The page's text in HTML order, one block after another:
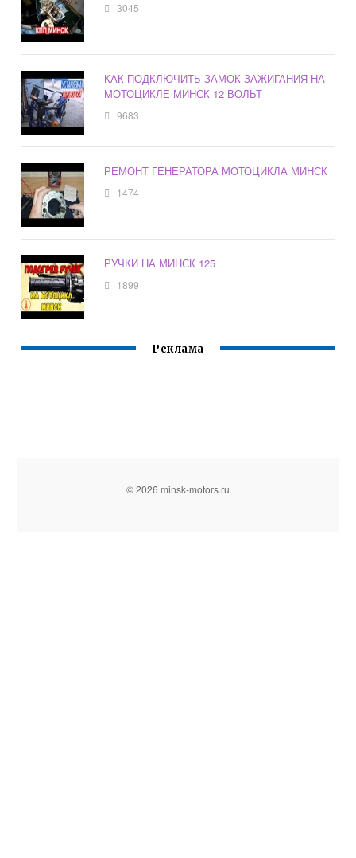
3045
КАК ПОДКЛЮЧИТЬ ЗАМОК ЗАЖИГАНИЯ НА
МОТОЦИКЛЕ МИНСК 12 ВОЛЬТ
9683
РЕМОНТ ГЕНЕРАТОРА МОТОЦИКЛА МИНСК
1474
РУЧКИ НА МИНСК 125
1899
Реклама
© 2026 minsk-motors.ru